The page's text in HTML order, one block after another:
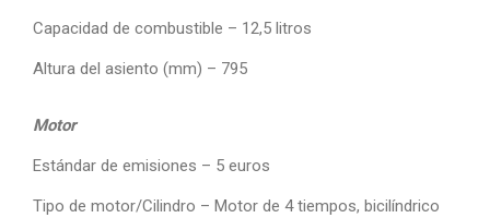
Capacidad de combustible – 12,5 litros
Altura del asiento (mm) – 795
Motor
Estándar de emisiones – 5 euros
Tipo de motor/Cilindro – Motor de 4 tiempos, bicilíndrico